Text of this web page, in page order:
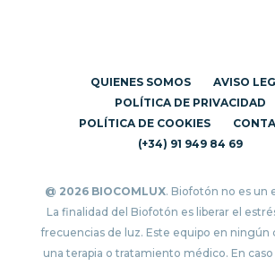
QUIENES SOMOS
AVISO
POLÍTICA DE PRIVACIDAD
POLÍTICA DE COOKIES
(+34) 91 949 84 69
@ 2026 BIOCOMLUX. Biofotón no es un
La finalidad del Biofotón es liberar el
frecuencias de luz. Este equipo en ningún
una terapia o tratamiento médico. En